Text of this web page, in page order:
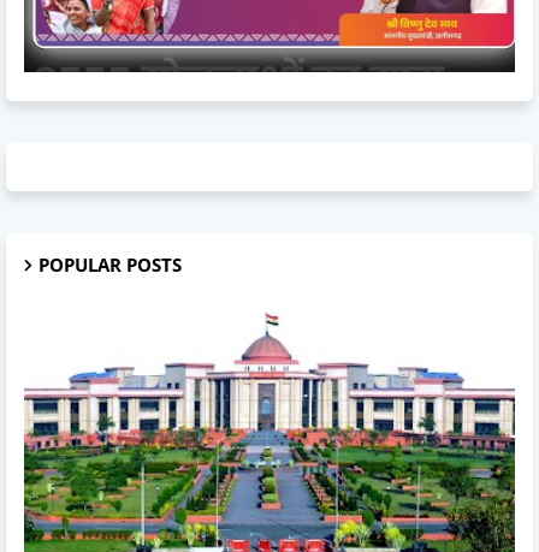
POPULAR POSTS